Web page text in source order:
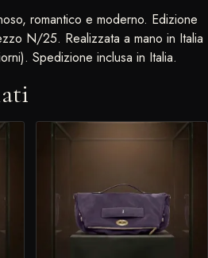
romantico e moderno. Edizione
N/25. Realizzata a mano in Italia
Spedizione inclusa in Italia.